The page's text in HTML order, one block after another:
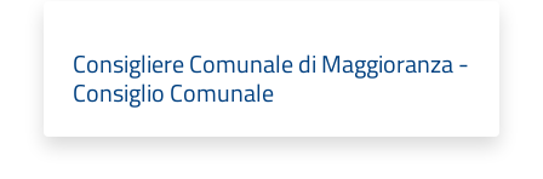
Consigliere Comunale di Maggioranza -
Consiglio Comunale